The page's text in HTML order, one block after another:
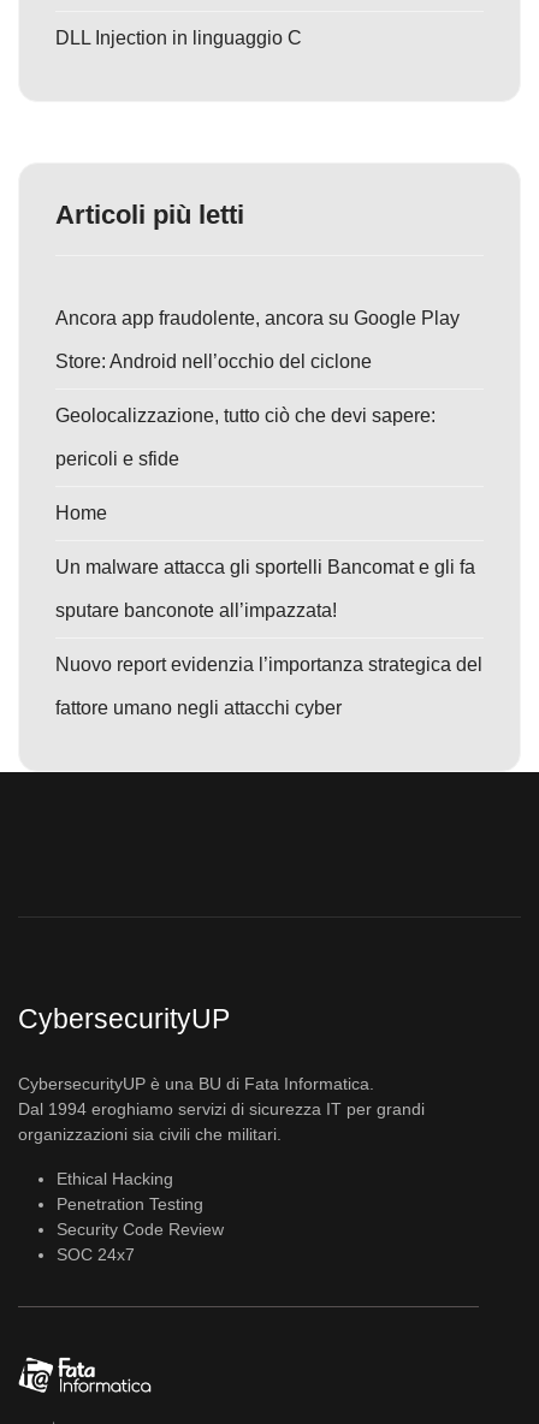
DLL Injection in linguaggio C
Articoli più letti
Ancora app fraudolente, ancora su Google Play
Store: Android nell’occhio del ciclone
Geolocalizzazione, tutto ciò che devi sapere:
pericoli e sfide
Home
Un malware attacca gli sportelli Bancomat e gli fa
sputare banconote all’impazzata!
Nuovo report evidenzia l’importanza strategica del
fattore umano negli attacchi cyber
CybersecurityUP
CybersecurityUP è una BU di Fata Informatica.
Dal 1994 eroghiamo servizi di sicurezza IT per grandi
organizzazioni sia civili che militari.
Ethical Hacking
Penetration Testing
Security Code Review
SOC 24x7